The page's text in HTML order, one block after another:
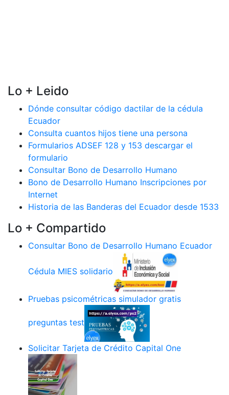
Lo + Leido
Dónde consultar código dactilar de la cédula
Ecuador
Consulta cuantos hijos tiene una persona
Formularios ADSEF 128 y 153 descargar el
formulario
Consultar Bono de Desarrollo Humano
Bono de Desarrollo Humano Inscripciones por
Internet
Historia de las Banderas del Ecuador desde 1533
Lo + Compartido
Consultar Bono de Desarrollo Humano Ecuador
Cédula MIES solidario
Pruebas psicométricas simulador gratis
preguntas test
Solicitar Tarjeta de Crédito Capital One